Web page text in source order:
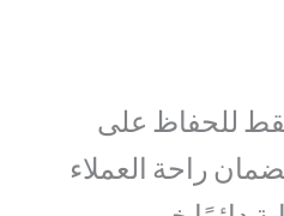
للحفاظ على
راحة العملاء